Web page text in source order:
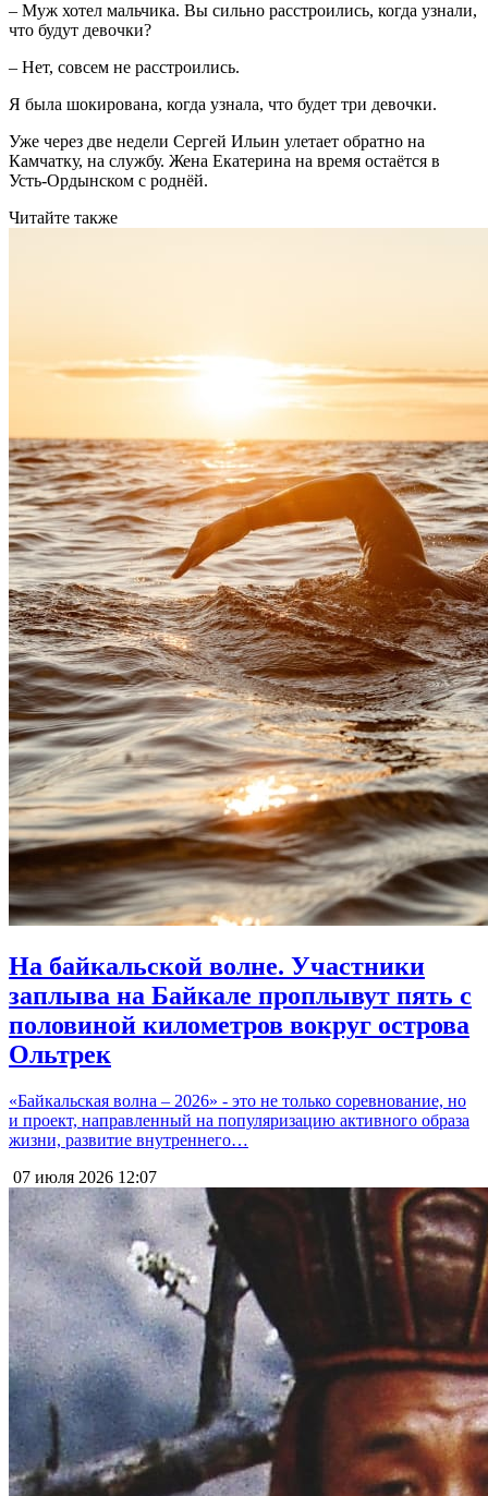
– Муж хотел мальчика. Вы сильно расстроились, когда узнали,
что будут девочки?
– Нет, совсем не расстроились.
Я была шокирована, когда узнала, что будет три девочки.
Уже через две недели Сергей Ильин улетает обратно на
Камчатку, на службу. Жена Екатерина на время остаётся в
Усть-Ордынском с роднёй.
Читайте также
На байкальской волне. Участники
заплыва на Байкале проплывут пять с
половиной километров вокруг острова
Ольтрек
«Байкальская волна – 2026» - это не только соревнование, но
и проект, направленный на популяризацию активного образа
жизни, развитие внутреннего…
07 июля 2026 12:07